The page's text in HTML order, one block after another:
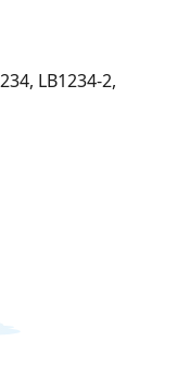
LB1234-2,